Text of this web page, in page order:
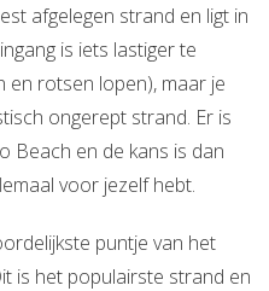
afgelegen strand en ligt in
is iets lastiger te
en rotsen lopen), maar je
ongerept strand. Er is
Beach en de kans is dan
voor jezelf hebt.
puntje van het
is het populairste strand en